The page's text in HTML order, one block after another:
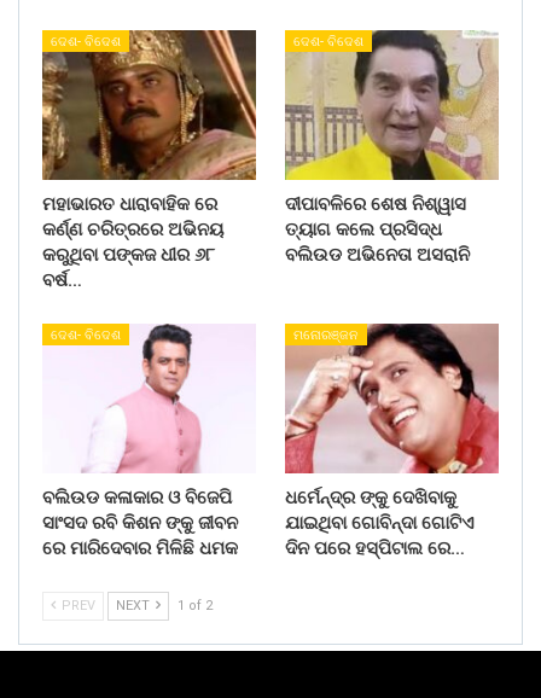
ଦେଶ- ବିଦେଶ
ମହାଭାରତ ଧାରାବାହିକ ରେ
କର୍ଣ୍ଣ ଚରିତ୍ରରେ ଅଭିନୟ
କରୁଥିବା ପଙ୍କଜ ଧୀର ୬୮
ବର୍ଷ…
ଦେଶ- ବିଦେଶ
ଦୀପାବଳିରେ ଶେଷ ନିଶ୍ୱାସ
ତ୍ୟାଗ କଲେ ପ୍ରସିଦ୍ଧ
ବଲିଉଡ ଅଭିନେତା ଅସରାନି
ଦେଶ- ବିଦେଶ
ବଲିଉଡ କଳାକାର ଓ ବିଜେପି
ସାଂସଦ ରବି କିଶନ ଙ୍କୁ ଜୀବନ
ରେ ମାରିଦେବାର ମିଳିଛି ଧମକ
ମନୋରଞ୍ଜନ
ଧର୍ମେନ୍ଦ୍ର ଙ୍କୁ ଦେଖିବାକୁ
ଯାଇଥିବା ଗୋବିନ୍ଦା ଗୋଟିଏ
ଦିନ ପରେ ହସ୍ପିଟାଲ ରେ…
PREV NEXT 1 of 2